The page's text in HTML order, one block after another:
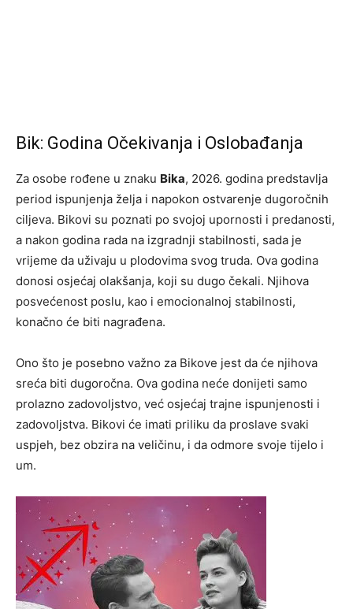
Bik: Godina Očekivanja i Oslobađanja
Za osobe rođene u znaku Bika, 2026. godina predstavlja
period ispunjenja želja i napokon ostvarenje dugoročnih
ciljeva. Bikovi su poznati po svojoj upornosti i predanosti,
a nakon godina rada na izgradnji stabilnosti, sada je
vrijeme da uživaju u plodovima svog truda. Ova godina
donosi osjećaj olakšanja, koji su dugo čekali. Njihova
posvećenost poslu, kao i emocionalnoj stabilnosti,
konačno će biti nagrađena.
Ono što je posebno važno za Bikove jest da će njihova
sreća biti dugoročna. Ova godina neće donijeti samo
prolazno zadovoljstvo, već osjećaj trajne ispunjenosti i
zadovoljstva. Bikovi će imati priliku da proslave svaki
uspjeh, bez obzira na veličinu, i da odmore svoje tijelo i
um.